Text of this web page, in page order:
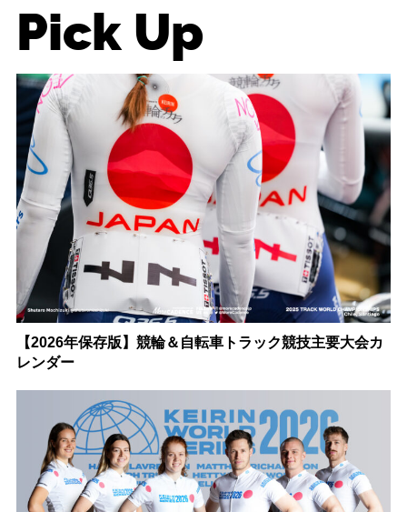
Pick Up
【2026年保存版】競輪＆自転車トラック競技主要大会カ
レンダー